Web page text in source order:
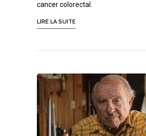
cancer colorectal.
LIRE LA SUITE